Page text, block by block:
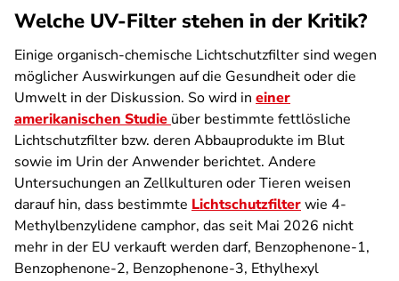
Welche UV-Filter stehen in der Kritik?
Einige organisch-chemische Lichtschutzfilter sind wegen
möglicher Auswirkungen auf die Gesundheit oder die
Umwelt in der Diskussion. So wird in einer
amerikanischen Studie über bestimmte fettlösliche
Lichtschutzfilter bzw. deren Abbauprodukte im Blut
sowie im Urin der Anwender berichtet. Andere
Untersuchungen an Zellkulturen oder Tieren weisen
darauf hin, dass bestimmte Lichtschutzfilterwie 4-
Methylbenzylidene camphor, das seit Mai 2026 nicht
mehr in der EU verkauft werden darf, Benzophenone-1,
Benzophenone-2, Benzophenone-3, Ethylhexyl